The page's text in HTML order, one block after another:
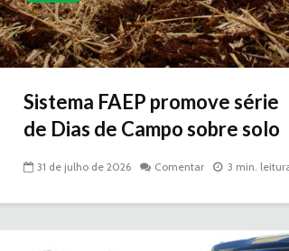
Sistema FAEP promove série
de Dias de Campo sobre solo
31 de julho de 2026 Comentar 3 min.